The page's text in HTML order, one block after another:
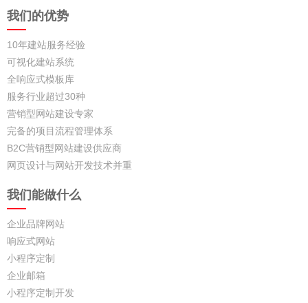
我们的优势
10年建站服务经验
可视化建站系统
全响应式模板库
服务行业超过30种
营销型网站建设专家
完备的项目流程管理体系
B2C营销型网站建设供应商
网页设计与网站开发技术并重
我们能做什么
企业品牌网站
响应式网站
小程序定制
企业邮箱
小程序定制开发